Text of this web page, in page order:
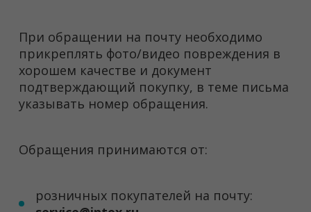
При обращении на почту необходимо
прикреплять фото/видео повреждения в
хорошем качестве и документ
подтверждающий покупку, в теме письма
указывать номер обращения.
Обращения принимаются от:
розничных покупателей на почту: